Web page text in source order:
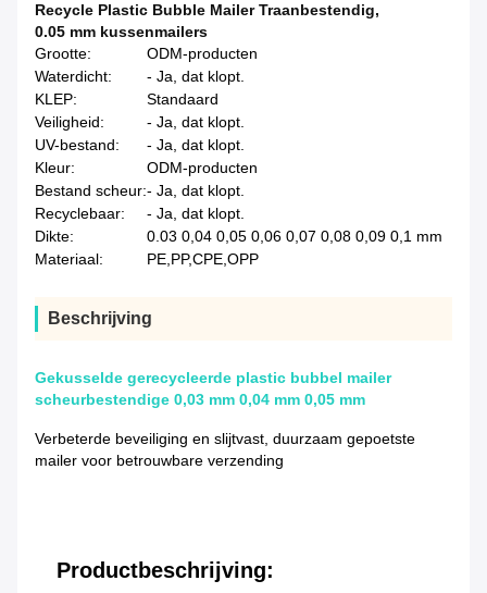
Recycle Plastic Bubble Mailer Traanbestendig,
0.05 mm kussenmailers
Grootte:
ODM-producten
Waterdicht:
- Ja, dat klopt.
KLEP:
Standaard
Veiligheid:
- Ja, dat klopt.
UV-bestand:
- Ja, dat klopt.
Kleur:
ODM-producten
Bestand scheur:- Ja, dat klopt.
Recyclebaar:
- Ja, dat klopt.
Dikte:
0.03 0,04 0,05 0,06 0,07 0,08 0,09 0,1 mm
Materiaal:
PE,PP,CPE,OPP
Beschrijving
Gekusselde gerecycleerde plastic bubbel mailer
scheurbestendige 0,03 mm 0,04 mm 0,05 mm
Verbeterde beveiliging en slijtvast, duurzaam gepoetste
mailer voor betrouwbare verzending
Productbeschrijving: